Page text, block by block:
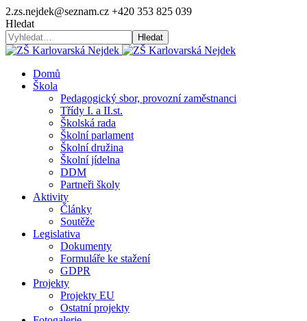
2.zs.nejdek@seznam.cz +420 353 825 039
Hledat
Hledat
Domů
Škola
Pedagogický sbor, provozní zaměstnanci
Třídy I. a II.st.
Školská rada
Školní parlament
Školní družina
Školní jídelna
DDM
Partneři školy
Aktivity
Články
Soutěže
Legislativa
Dokumenty
Formuláře ke stažení
GDPR
Projekty
Projekty EU
Ostatní projekty